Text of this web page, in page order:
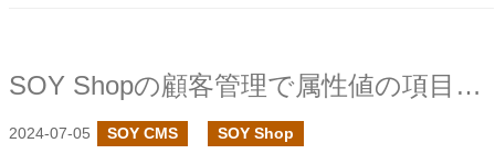
SOY Shopの顧客管理で属性値の項目名を変更できるようにしました
2024-07-05 SOY CMS SOY Shop